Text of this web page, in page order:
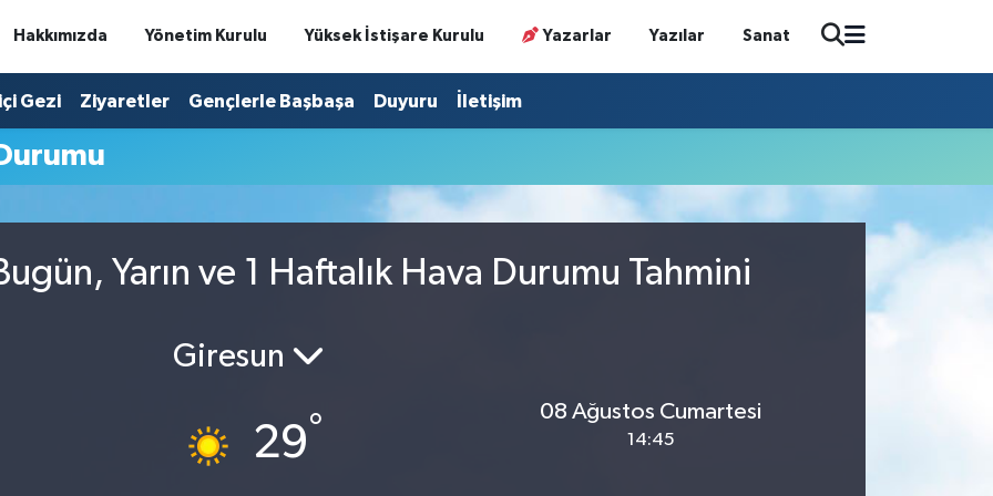
Hakkımızda Yönetim Kurulu Yüksek İstişare Kurulu Yazarlar Yazılar Sanat
Gezi Ziyaretler Gençlerle Başbaşa Duyuru İletişim
Yarın ve 1 Haftalık Hava Durumu Tahmini
Giresun
29°
08 Ağustos Cumartesi
14:45